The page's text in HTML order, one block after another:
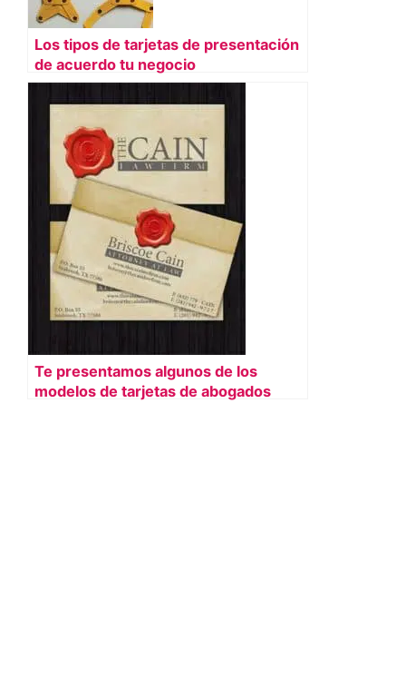
Los tipos de tarjetas de presentación
de acuerdo tu negocio
Te presentamos algunos de los
modelos de tarjetas de abogados